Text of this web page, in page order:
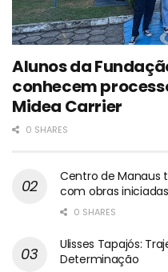
Alunos da
conhecem
Midea Carrier
0 SHARES
Centro de Manaus
com obras
0 SHARES
Ulisses Tapajós:
Determinação